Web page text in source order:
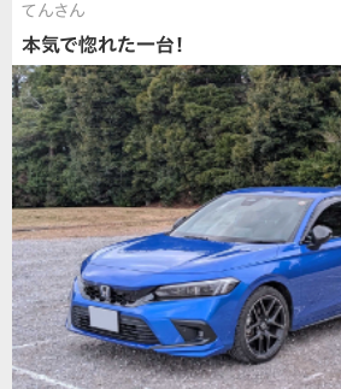
てんさん
本気で惚れた一台！